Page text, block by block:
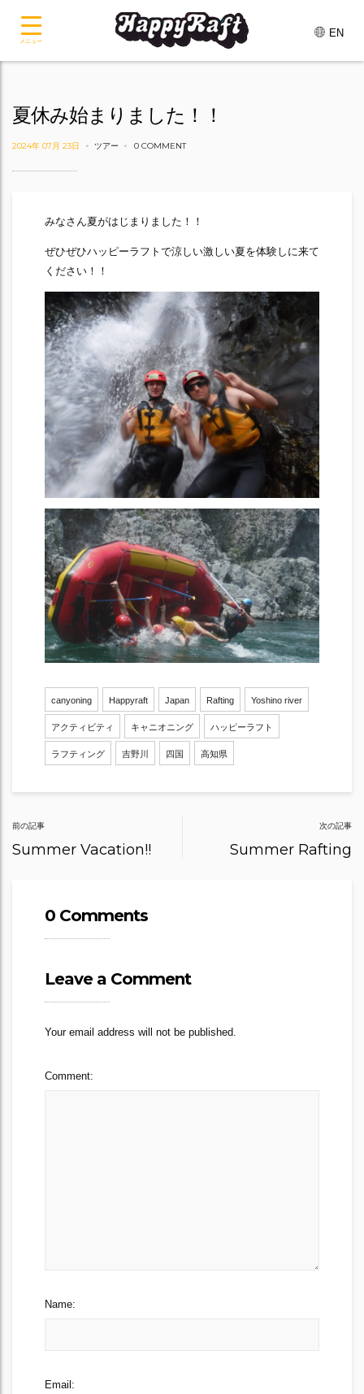
EN
夏休み始まりました！！
2024年 07月 23日 ツアー 0 COMMENT
みなさん夏がはじまりました！！
ぜひぜひハッピーラフトで涼しい激しい夏を体験しに来て
ください！！
canyoning Happyraft Japan Rafting Yoshino river
アクティビティ キャニオニング ハッピーラフト
ラフティング 吉野川 四国 高知県
Post
navigation
前の記事
Summer Vacation!!
次の記事
Summer Rafting
0 Comments
Leave a Comment
Your email address will not be published.
Comment:
Name:
Email:
メニュー